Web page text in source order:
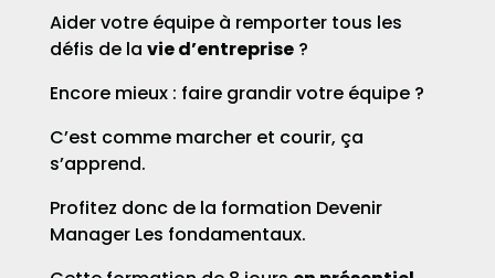
Aider votre équipe à remporter tous les
défis de la vie d’entreprise?
Encore mieux : faire grandir votre équipe ?
C’est comme marcher et courir, ça
s’apprend.
Profitez donc de la formation Devenir
Manager Les fondamentaux.